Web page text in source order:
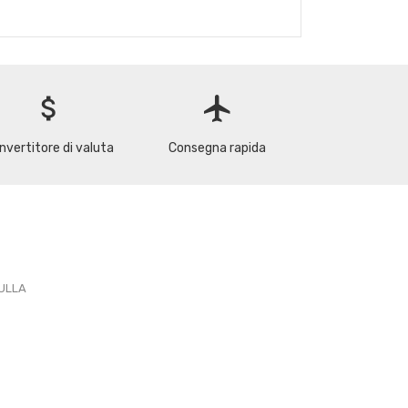
attach_money
di valuta
flight
Consegna rapida